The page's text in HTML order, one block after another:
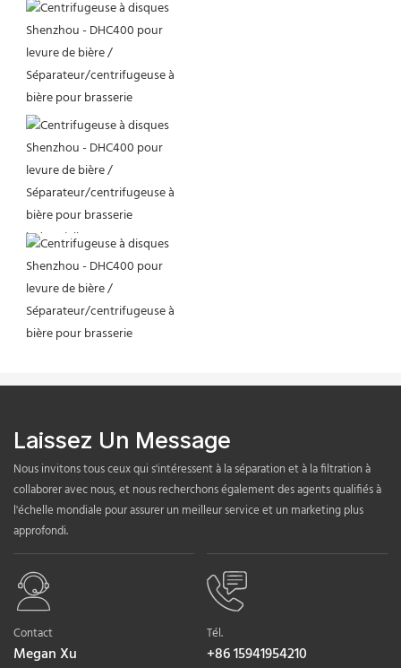
Laissez Un Message
Nous invitons tous ceux qui s'intéressent à la séparation et à la filtration à
collaborer avec nous, et nous recherchons également des agents qualifiés à
l'échelle mondiale pour assurer un meilleur service et un marketing plus
approfondi.
Contact
Megan Xu
Tél.
+86 15941954210